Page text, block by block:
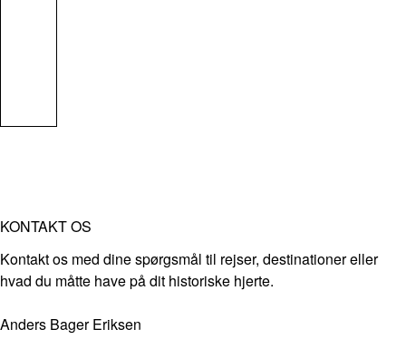
KONTAKT OS
Kontakt os med dine spørgsmål til rejser, destinationer eller
hvad du måtte have på dit historiske hjerte.
Anders Bager Eriksen